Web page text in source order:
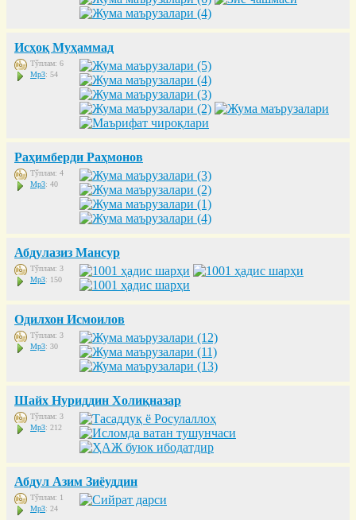
Исҳоқ Муҳаммад
Тўплам: 6
Mp3: 54
Раҳимберди Раҳмонов
Тўплам: 4
Mp3: 40
Абдулазиз Мансур
Тўплам: 3
Mp3: 150
Одилхон Исмоилов
Тўплам: 3
Mp3: 30
Шайх Нуриддин Холиқназар
Тўплам: 3
Mp3: 212
Абдул Азим Зиёуддин
Тўплам: 1
Mp3: 24